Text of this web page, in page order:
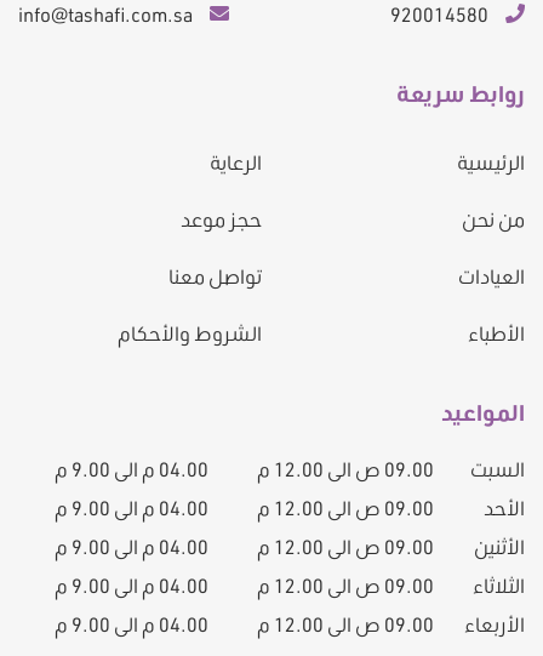
920014580
info@tashafi.com.sa
روابط سريعة
الرئيسية
من نحن
العيادات
الأطباء
الرعاية
حجز موعد
تواصل معنا
الشروط والأحكام
المواعيد
السبت 09.00 ص الى 12.00 م
04.00 م الى 9.00 م
الأحد
09.00 ص الى 12.00 م
04.00 م الى 9.00 م
الأثنين
09.00 ص الى 12.00 م
04.00 م الى 9.00 م
الثلاثاء
09.00 ص الى 12.00 م
04.00 م الى 9.00 م
الأربعاء
09.00 ص الى 12.00 م
04.00 م الى 9.00 م